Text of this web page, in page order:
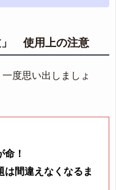
」 使用上の注意
度思い出しましょ
！
は間違えなくなるま